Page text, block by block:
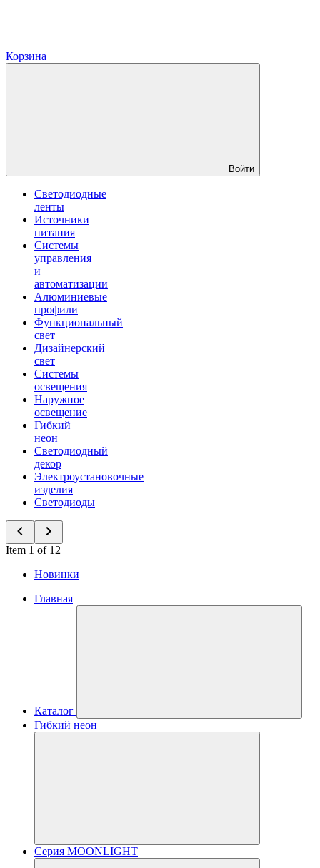
Корзина
Войти
Светодиодные
ленты
Источники
питания
Системы
управления
и
автоматизации
Алюминиевые
профили
Функциональный
свет
Дизайнерский
свет
Системы
освещения
Наружное
освещение
Гибкий
неон
Светодиодный
декор
Электроустановочные
изделия
Светодиоды
Item 1 of 12
Новинки
Главная
Каталог
Гибкий неон
Серия MOONLIGHT